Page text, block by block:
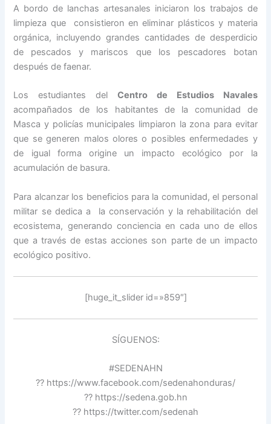
A bordo de lanchas artesanales iniciaron los trabajos de
limpieza que consistieron en eliminar plásticos y materia
orgánica, incluyendo grandes cantidades de desperdicio
de pescados y mariscos que los pescadores botan
después de faenar.
Los estudiantes del Centro de Estudios Navales
acompañados de los habitantes de la comunidad de
Masca y policías municipales limpiaron la zona para evitar
que se generen malos olores o posibles enfermedades y
de igual forma origine un impacto ecológico por la
acumulación de basura.
Para alcanzar los beneficios para la comunidad, el personal
militar se dedica a la conservación y la rehabilitación del
ecosistema, generando conciencia en cada uno de ellos
que a través de estas acciones son parte de un impacto
ecológico positivo.
[huge_it_slider id=»859″]
SÍGUENOS:
#SEDENAHN
?? https://www.facebook.com/sedenahonduras/
?? https://sedena.gob.hn
?? https://twitter.com/sedenah